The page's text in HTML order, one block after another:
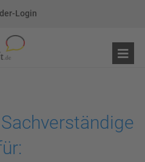
Login